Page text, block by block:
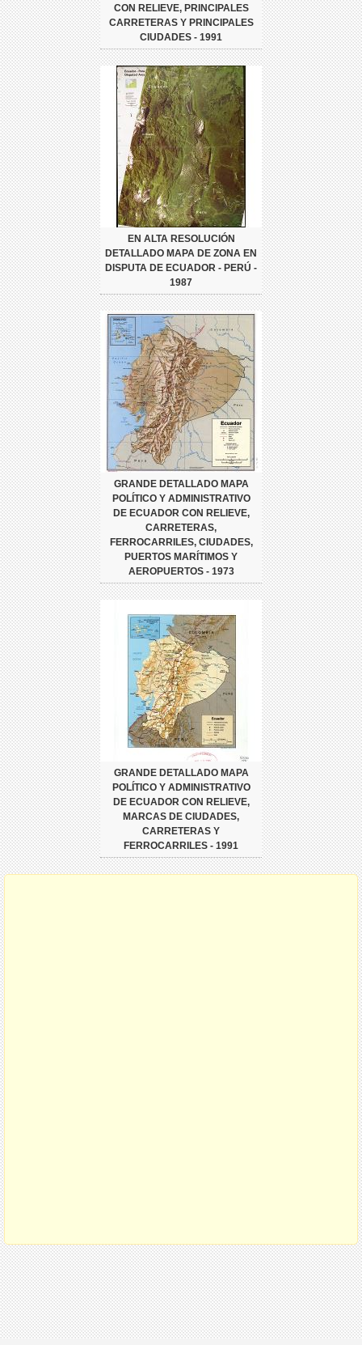
CON RELIEVE, PRINCIPALES
CARRETERAS Y PRINCIPALES
CIUDADES - 1991
EN ALTA RESOLUCIÓN
DETALLADO MAPA DE ZONA EN
DISPUTA DE ECUADOR - PERÚ -
1987
GRANDE DETALLADO MAPA
POLÍTICO Y ADMINISTRATIVO
DE ECUADOR CON RELIEVE,
CARRETERAS,
FERROCARRILES, CIUDADES,
PUERTOS MARÍTIMOS Y
AEROPUERTOS - 1973
GRANDE DETALLADO MAPA
POLÍTICO Y ADMINISTRATIVO
DE ECUADOR CON RELIEVE,
MARCAS DE CIUDADES,
CARRETERAS Y
FERROCARRILES - 1991